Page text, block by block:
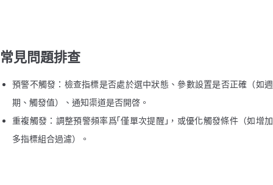
常見問題排查
預警不觸發：檢查指標是否處於選中狀態、參數設置是否正確（如週
期、觸發值）、通知渠道是否開啓。
重複觸發：調整預警頻率爲「僅單次提醒」，或優化觸發條件（如增加
多指標組合過濾）。